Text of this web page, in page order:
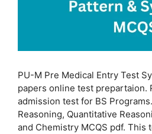
PU-M Pre Medical Entry Test
papers online test prepartaion.
admission test for BS
Reasoning, Quantitative
and Chemistry MCQS pdf. This